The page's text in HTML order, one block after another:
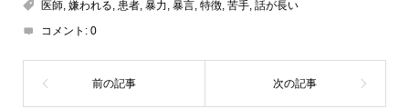
医師, 嫌われる, 患者, 暴力, 暴言, 特徴, 苦手, 話が長い
コメント: 0